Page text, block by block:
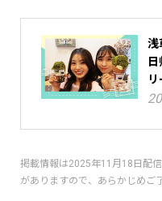
浅
掲載情報は2025年11月18日配
がありますので、あらかじめご